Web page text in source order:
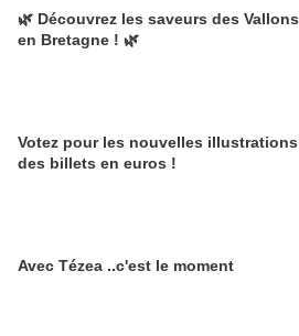
🌿 Découvrez les saveurs des Vallons
en Bretagne ! 🌿
Votez pour les nouvelles illustrations
des billets en euros !
Avec Tézea ..c'est le moment